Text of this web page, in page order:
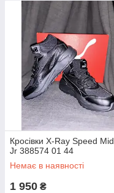
Кросівки X-Ray Speed
Jr 388574 01 44
Немає в наявності
1 950 ₴